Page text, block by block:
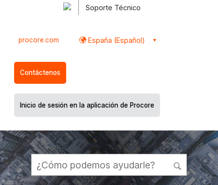
Soporte Técnico
procore.com España (Español)
Contáctenos
Inicio de sesión en la aplicación de Procore